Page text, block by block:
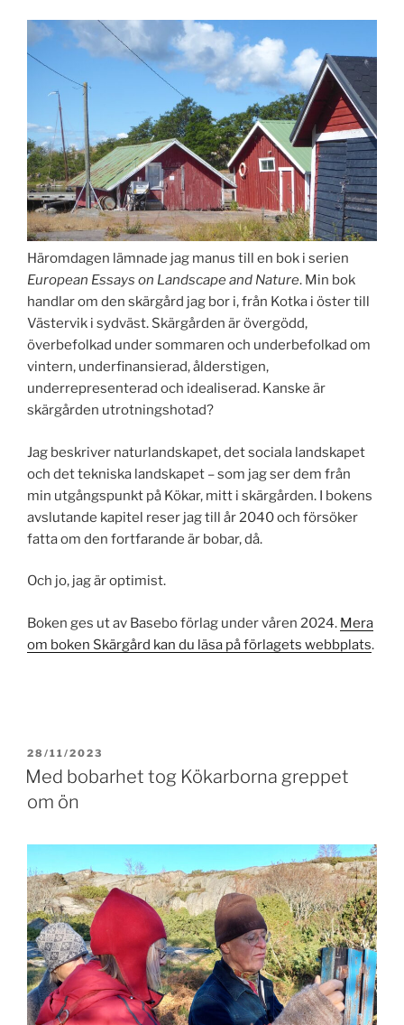
Häromdagen lämnade jag manus till en bok i serien
European Essays on Landscape and Nature. Min bok
handlar om den skärgård jag bor i, från Kotka i öster till
Västervik i sydväst. Skärgården är övergödd,
överbefolkad under sommaren och underbefolkad om
vintern, underfinansierad, ålderstigen,
underrepresenterad och idealiserad. Kanske är
skärgården utrotningshotad?
Jag beskriver naturlandskapet, det sociala landskapet
och det tekniska landskapet – som jag ser dem från
min utgångspunkt på Kökar, mitt i skärgården. I bokens
avslutande kapitel reser jag till år 2040 och försöker
fatta om den fortfarande är bobar, då.
Och jo, jag är optimist.
Boken ges ut av Basebo förlag under våren 2024. Mera
om boken Skärgård kan du läsa på förlagets webbplats.
PUBLICERAT
28/11/2023
Med bobarhet tog Kökarborna greppet
om ön